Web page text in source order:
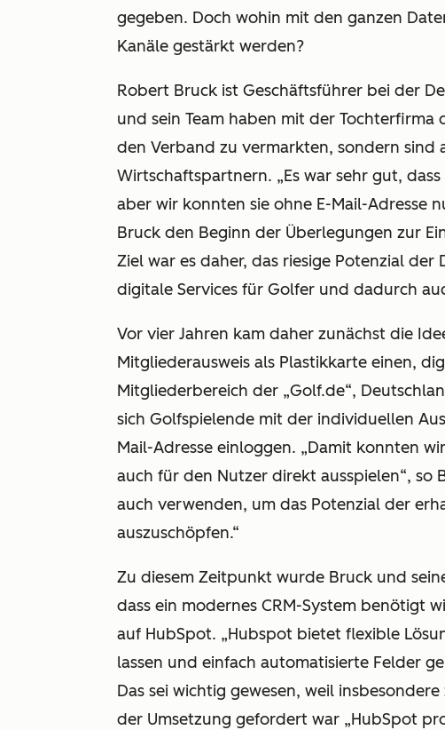
gegeben. Doch wohin mit den ganzen
Kanäle gestärkt werden?
Robert Bruck ist Geschäftsführer bei der
und sein Team haben mit der Tochterfirma
den Verband zu vermarkten, sondern sind
Wirtschaftspartnern. „Es war sehr gut,
aber wir konnten sie ohne E-Mail-Adresse
Bruck den Beginn der Überlegungen zur
Ziel war es daher, das riesige Potenzial
digitale Services für Golfer und dadurch
Vor vier Jahren kam daher zunächst die
Mitgliederausweis als Plastikkarte einen,
Mitgliederbereich der „Golf.de“,
sich Golfspielende mit der individuellen
Mail-Adresse einloggen. „Damit konnten
auch für den Nutzer direkt ausspielen“, so
auch verwenden, um das Potenzial der
auszuschöpfen.“
Zu diesem Zeitpunkt wurde Bruck und
dass ein modernes CRM-System benötigt
auf HubSpot. „Hubspot bietet flexible
lassen und einfach automatisierte Felder
Das sei wichtig gewesen, weil
der Umsetzung gefordert war „HubSpot